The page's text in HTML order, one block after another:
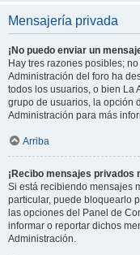
Mensajería privada
¡No puedo enviar un
Hay tres razones posibles;
Administración del foro ha
todos los usuarios, o bien La
grupo de usuarios, la opción
Administración para más
Arriba
¡Recibo mensajes privados
Si está recibiendo mensajes
particular, puede bloquearlo
las opciones del Panel de
informar o reportar dichos
Administración.